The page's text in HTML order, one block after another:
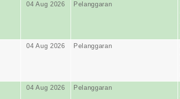
04 Aug 2026 Pelanggaran
04 Aug 2026 Pelanggaran
04 Aug 2026 Pelanggaran